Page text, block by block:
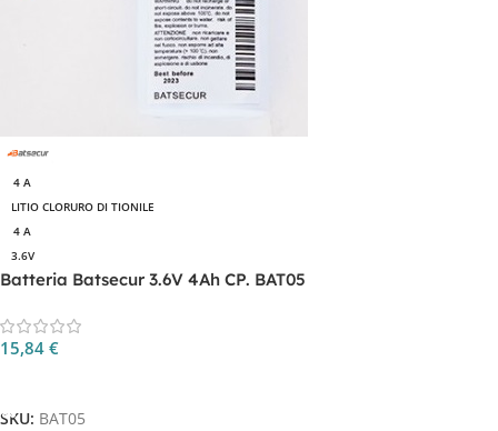
4 A
LITIO CLORURO DI TIONILE
4 A
3.6V
Batteria Batsecur 3.6V 4Ah CP. BAT05
15,84 €
SKU: BAT05